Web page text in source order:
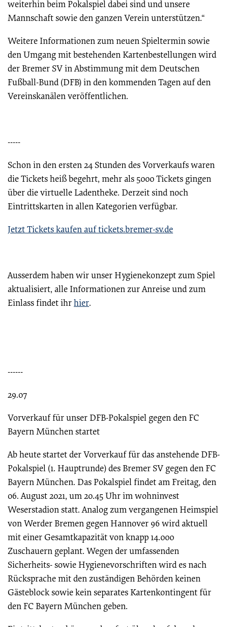
weiterhin beim Pokalspiel dabei sind und unsere
Mannschaft sowie den ganzen Verein unterstützen.“
Weitere Informationen zum neuen Spieltermin sowie
den Umgang mit bestehenden Kartenbestellungen wird
der Bremer SV in Abstimmung mit dem Deutschen
Fußball-Bund (DFB) in den kommenden Tagen auf den
Vereinskanälen veröffentlichen.
-----
Schon in den ersten 24 Stunden des Vorverkaufs waren
die Tickets heiß begehrt, mehr als 5000 Tickets gingen
über die virtuelle Ladentheke. Derzeit sind noch
Eintrittskarten in allen Kategorien verfügbar.
Jetzt Tickets kaufen auf tickets.bremer-sv.de
Ausserdem haben wir unser Hygienekonzept zum Spiel
aktualisiert, alle Informationen zur Anreise und zum
Einlass findet ihrhier.
------
29.07
Vorverkauf für unser DFB-Pokalspiel gegen den FC
Bayern München startet
Ab heute startet der Vorverkauf für das anstehende DFB-
Pokalspiel (1. Hauptrunde) des Bremer SV gegen den FC
Bayern München. Das Pokalspiel findet am Freitag, den
06. August 2021, um 20.45 Uhr im wohninvest
Weserstadion statt. Analog zum vergangenen Heimspiel
von Werder Bremen gegen Hannover 96 wird aktuell
mit einer Gesamtkapazität von knapp 14.000
Zuschauern geplant. Wegen der umfassenden
Sicherheits- sowie Hygienevorschriften wird es nach
Rücksprache mit den zuständigen Behörden keinen
Gästeblock sowie kein separates Kartenkontingent für
den FC Bayern München geben.